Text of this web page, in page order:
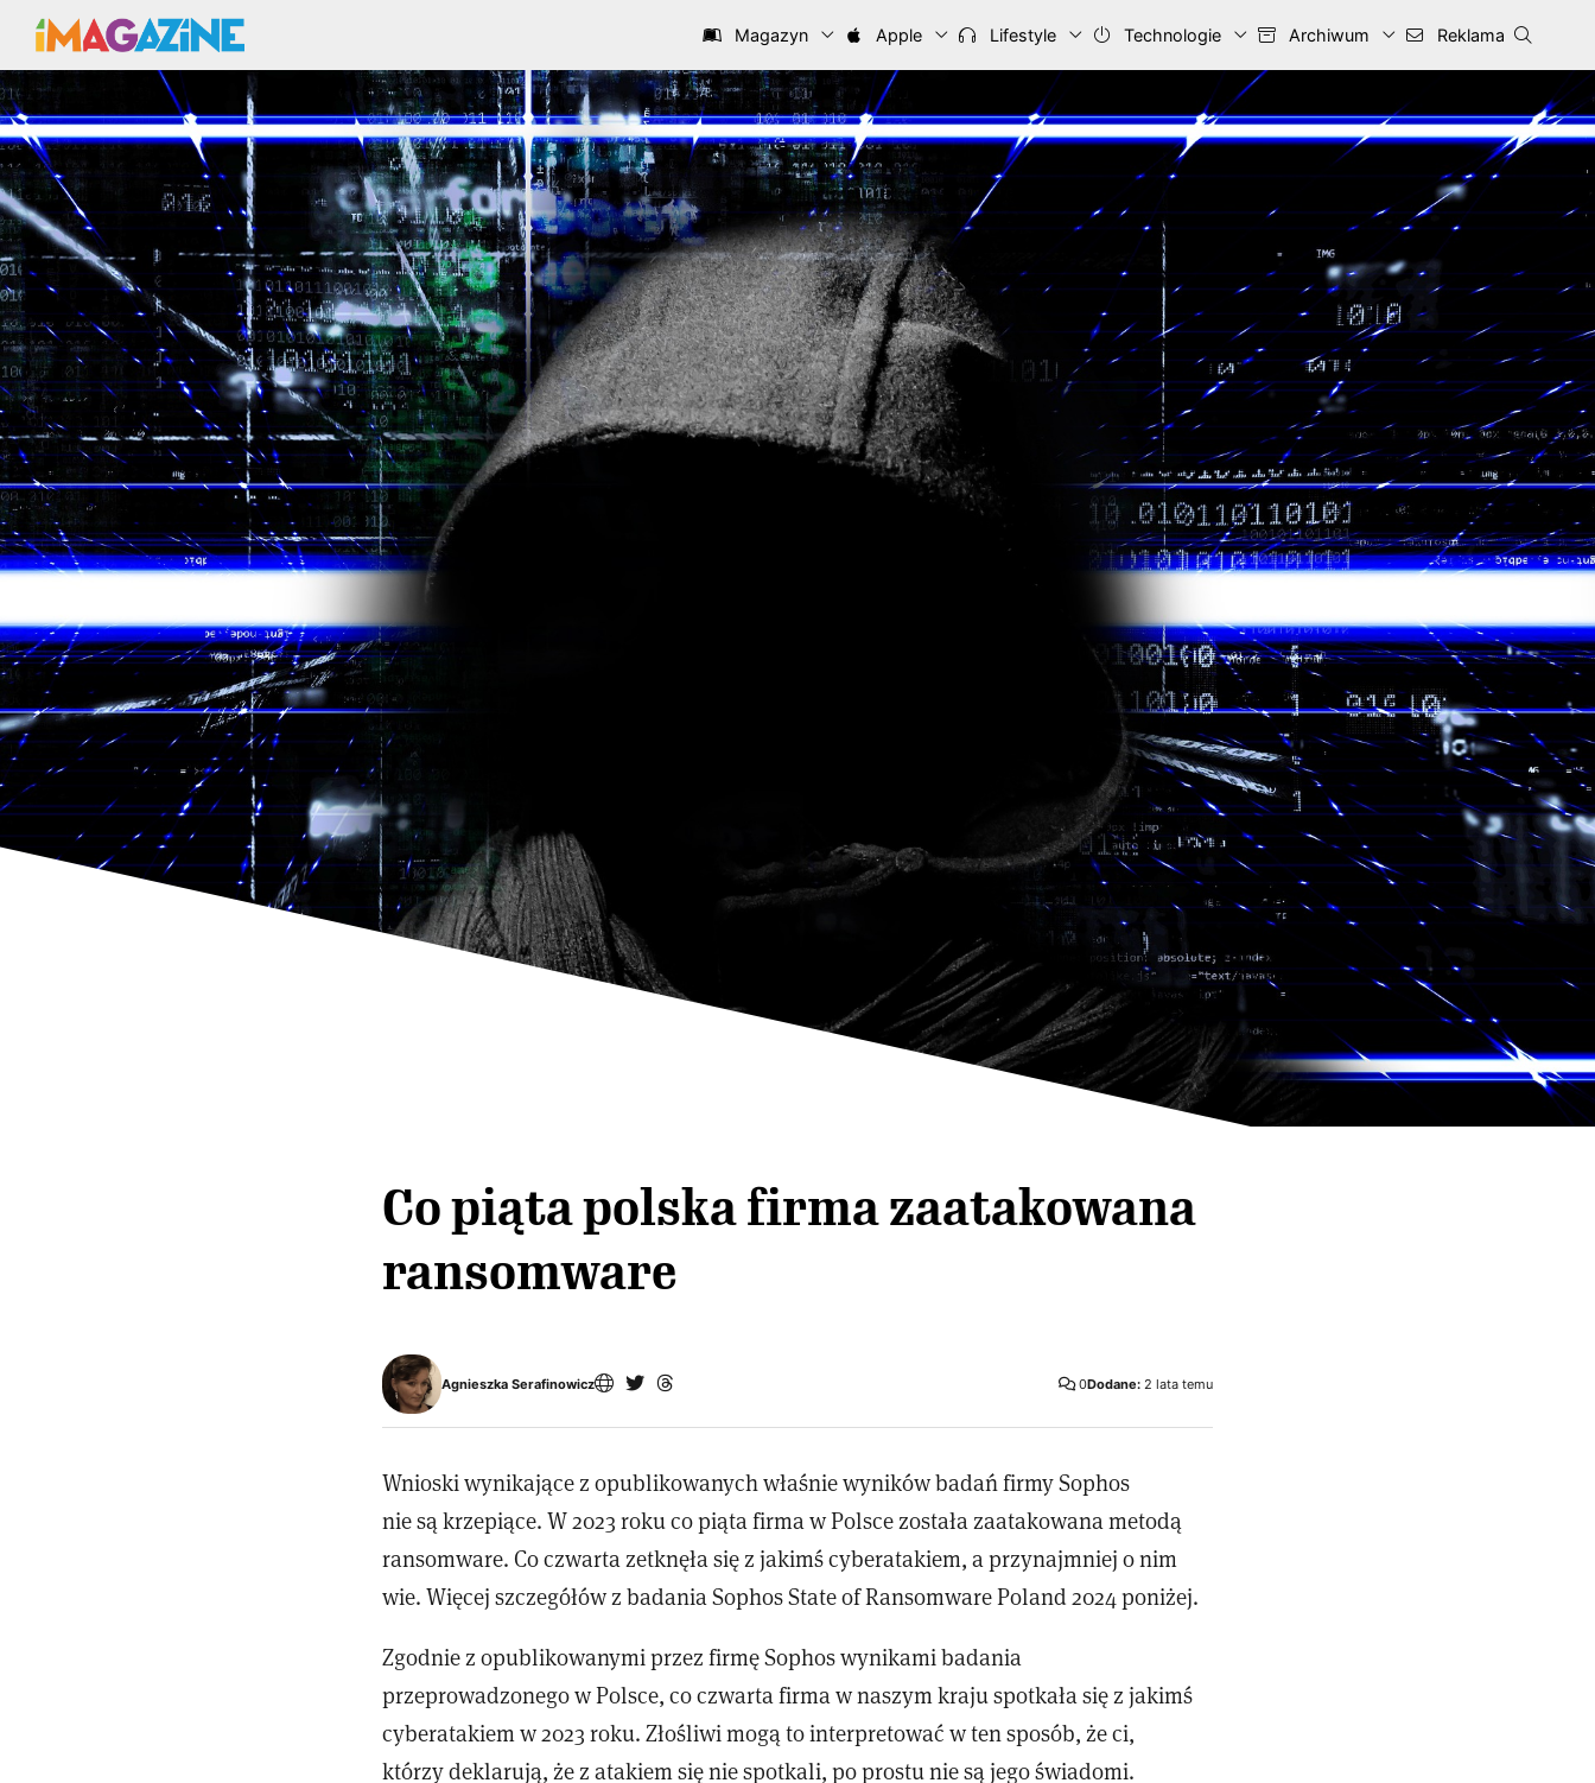
Magazyn Apple Lifestyle Technologie Archiwum Reklama
Co piąta polska firma zaatakowana
ransomware
Agnieszka Serafinowicz 0Dodane: 2 lata temu
Wnioski wynikające z opublikowanych właśnie wyników badań firmy Sophos
nie są krzepiące. W 2023 roku co piąta firma w Polsce została zaatakowana metodą
ransomware. Co czwarta zetknęła się z jakimś cyberatakiem, a przynajmniej o nim
wie. Więcej szczegółów z badania Sophos State of Ransomware Poland 2024 poniżej.
Zgodnie z opublikowanymi przez firmę Sophos wynikami badania
przeprowadzonego w Polsce, co czwarta firma w naszym kraju spotkała się z jakimś
cyberatakiem w 2023 roku. Złośliwi mogą to interpretować w ten sposób, że ci,
którzy deklarują, że z atakiem się nie spotkali, po prostu nie są jego świadomi.